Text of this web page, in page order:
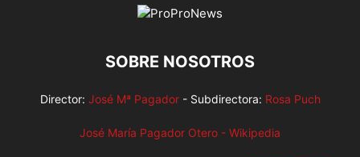
SOBRE NOSOTROS
Director: José Mª Pagador- Subdirectora: Rosa Puch
José María Pagador Otero - Wikipedia